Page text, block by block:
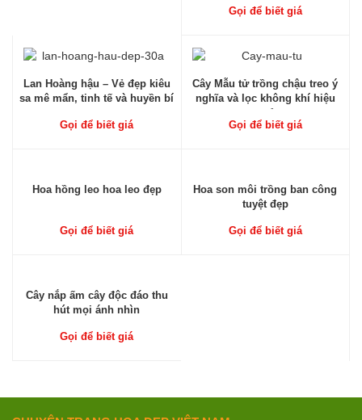
Gọi để biết giá
Lan Hoàng hậu – Vẻ đẹp kiêu
sa mê mẩn, tinh tế và huyền bí
Gọi để biết giá
Cây Mẫu tử trồng chậu treo ý
nghĩa và lọc không khí hiệu
quả
Gọi để biết giá
Hoa hồng leo hoa leo đẹp
Gọi để biết giá
Hoa son môi trồng ban công
tuyệt đẹp
Gọi để biết giá
Cây nắp ấm cây độc đáo thu
hút mọi ánh nhìn
Gọi để biết giá